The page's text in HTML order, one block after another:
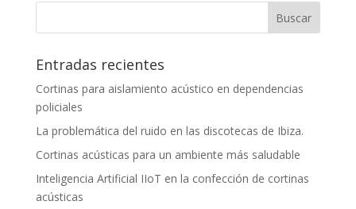
Entradas recientes
Cortinas para aislamiento acústico en dependencias
policiales
La problemática del ruido en las discotecas de Ibiza.
Cortinas acústicas para un ambiente más saludable
Inteligencia Artificial IIoT en la confección de cortinas
acústicas